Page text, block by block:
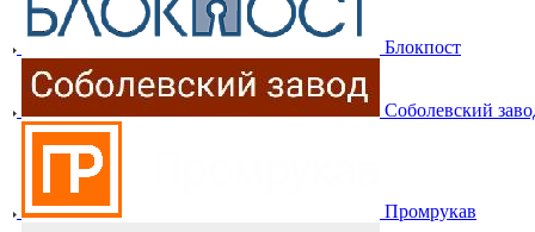
Блокпост
Соболевский
Промрукав